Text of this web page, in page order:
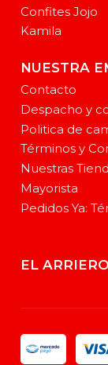
Confites Jojo
Kamila
NUESTRA
Contacto
Despacho y
Politica de
Términos y
Nuestras
Mayorista
Pedidos Ya:
EL